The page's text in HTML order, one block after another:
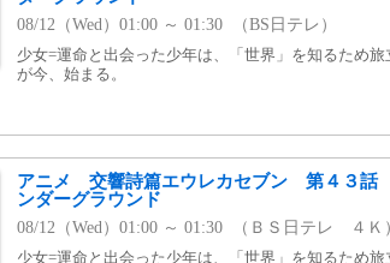
08/12（Wed）01:00 ～ 01:30 （BS日テレ）
少女=運命と出会った少年は、「世界」を知るため
が今、始まる。
アニメ 交響詩篇エウレカセブン 第４３話
ンダーグラウンド
08/12（Wed）01:00 ～ 01:30 （ＢＳ日テレ ４Ｋ
少女=運命と出会った少年は、「世界」を知るため